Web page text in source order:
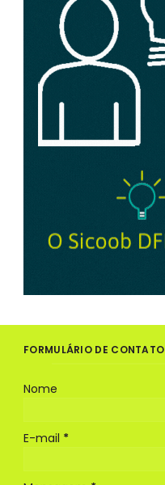
FORMULÁRIO DE CONTATO
Nome
E-mail *